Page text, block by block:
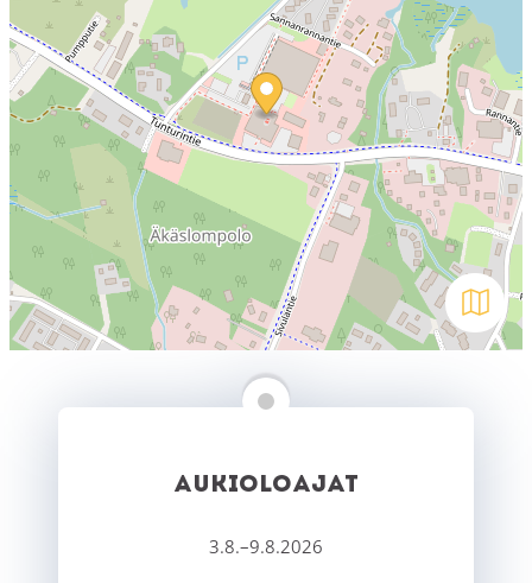
Avaa
AUKIOLOAJAT
3.8.–9.8.2026